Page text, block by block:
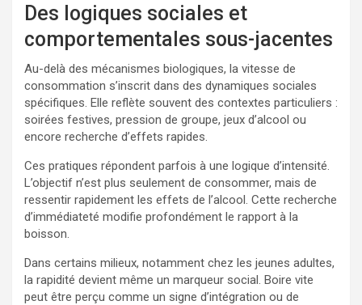
Des logiques sociales et
comportementales sous-jacentes
Au-delà des mécanismes biologiques, la vitesse de
consommation s’inscrit dans des dynamiques sociales
spécifiques. Elle reflète souvent des contextes particuliers :
soirées festives, pression de groupe, jeux d’alcool ou
encore recherche d’effets rapides.
Ces pratiques répondent parfois à une logique d’intensité.
L’objectif n’est plus seulement de consommer, mais de
ressentir rapidement les effets de l’alcool. Cette recherche
d’immédiateté modifie profondément le rapport à la
boisson.
Dans certains milieux, notamment chez les jeunes adultes,
la rapidité devient même un marqueur social. Boire vite
peut être perçu comme un signe d’intégration ou de